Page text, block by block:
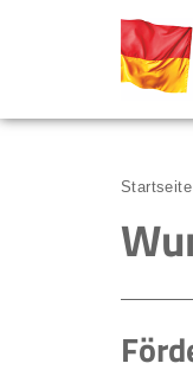
Zum Inhalt
Zum Menü
Zur Suche
Startseite